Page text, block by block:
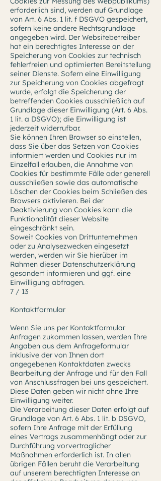
erforderlich sind, werden auf Grundlage
von Art. 6 Abs. 1 lit. f DSGVO gespeichert,
sofern keine andere Rechtsgrundlage
angegeben wird. Der Websitebetreiber
hat ein berechtigtes Interesse an der
Speicherung von Cookies zur technisch
fehlerfreien und optimierten Bereitstellung
seiner Dienste. Sofern eine Einwilligung
zur Speicherung von Cookies abgefragt
wurde, erfolgt die Speicherung der
betreffenden Cookies ausschließlich auf
Grundlage dieser Einwilligung (Art. 6 Abs.
1 lit. a DSGVO); die Einwilligung ist
jederzeit widerrufbar.
Sie können Ihren Browser so einstellen,
dass Sie über das Setzen von Cookies
informiert werden und Cookies nur im
Einzelfall erlauben, die Annahme von
Cookies für bestimmte Fälle oder generell
ausschließen sowie das automatische
Löschen der Cookies beim Schließen des
Browsers aktivieren. Bei der
Deaktivierung von Cookies kann die
Funktionalität dieser Website
eingeschränkt sein.
Soweit Cookies von Drittunternehmen
oder zu Analysezwecken eingesetzt
werden, werden wir Sie hierüber im
Rahmen dieser Datenschutzerklärung
gesondert informieren und ggf. eine
Einwilligung abfragen.
7 / 13
Kontaktformular
Wenn Sie uns per Kontaktformular
Anfragen zukommen lassen, werden Ihre
Angaben aus dem Anfrageformular
inklusive der von Ihnen dort
angegebenen Kontaktdaten zwecks
Bearbeitung der Anfrage und für den Fall
von Anschlussfragen bei uns gespeichert.
Diese Daten geben wir nicht ohne Ihre
Einwilligung weiter.
Die Verarbeitung dieser Daten erfolgt auf
Grundlage von Art. 6 Abs. 1 lit. b DSGVO,
sofern Ihre Anfrage mit der Erfüllung
eines Vertrags zusammenhängt oder zur
Durchführung vorvertraglicher
Maßnahmen erforderlich ist. In allen
übrigen Fällen beruht die Verarbeitung
auf unserem berechtigten Interesse an